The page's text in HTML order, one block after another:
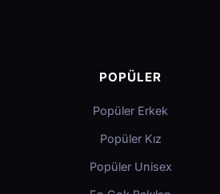
POPÜLER
Popüler Erkek
Popüler Kız
Popüler Unisex